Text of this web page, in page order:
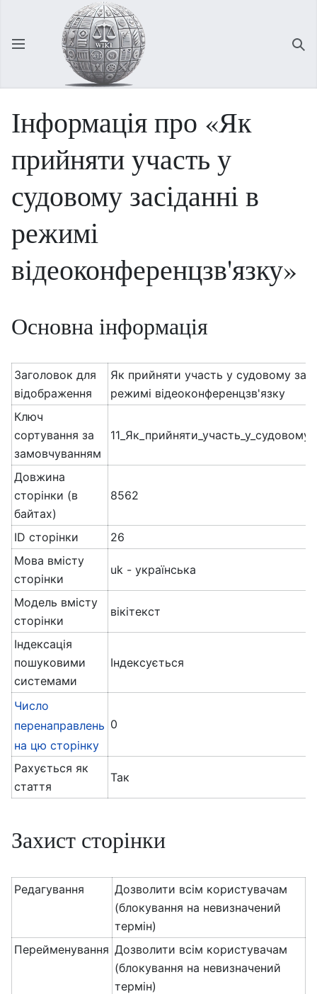
Відкрити головне меню
Інформація про «Як
прийняти участь у
судовому засіданні в
режимі
відеоконференцзв'язку»
Основна інформація
Заголовок для
відображення
Як прийняти участь у судовому
режимі відеоконференцзв'язку
Ключ
сортування за
замовчуванням
Довжина
сторінки (в
байтах)
8562
ID сторінки
26
Мова вмісту
сторінки
uk - українська
Модель вмісту
сторінки
вікітекст
Індексація
пошуковими
системами
Індексується
Число
перенаправлень
на цю сторінку
0
Рахується як
стаття
Так
Захист сторінки
Редагування
Дозволити всім користувачам
(блокування на невизначений
термін)
Перейменування Дозволити всім користувачам
(блокування на невизначений
термін)